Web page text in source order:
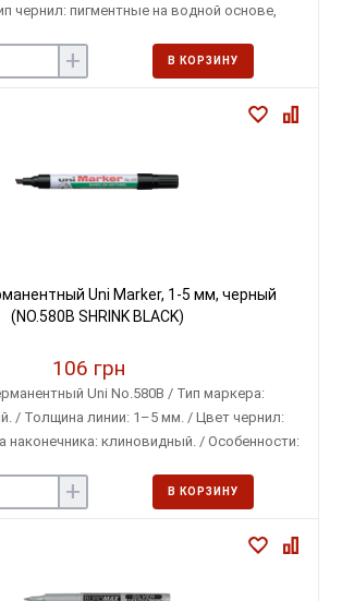
чернил: пигментные на водной основе,
+ В КОРЗИНУ
Uni Marker, 1-5 мм, черный
(NO.580B SHRINK BLACK)
106 грн
Uni No.580B / Тип маркера:
/ Толщина линии: 1–5 мм. / Цвет чернил:
клиновидный. / Особенности:
устойчивость к стиранию.
+ В КОРЗИНУ